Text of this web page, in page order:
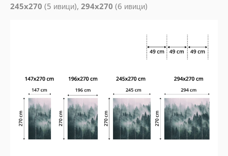
245x270 (5 ивици), 294x270 (6 ивици)